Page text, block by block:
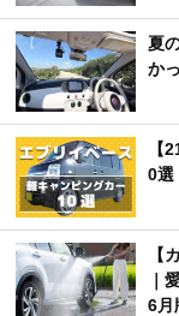
夏
か
【
0選
【
｜
6月